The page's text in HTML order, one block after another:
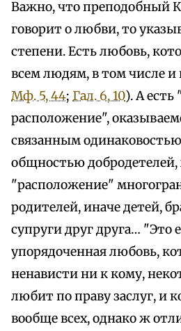
Важно, что преподобный
говорит о любви, то
степени. Есть любовь,
всем людям, в том числе и
Мф. 5, 44; Гал. 6, 10). А есть
расположение",
связанным
общностью добродетелей,
"расположение"
родителей, иначе детей,
супруги друг друга… "Это
упорядоченная любовь,
ненависти ни к кому,
любит по праву заслуг, и
вообще всех, однако ж